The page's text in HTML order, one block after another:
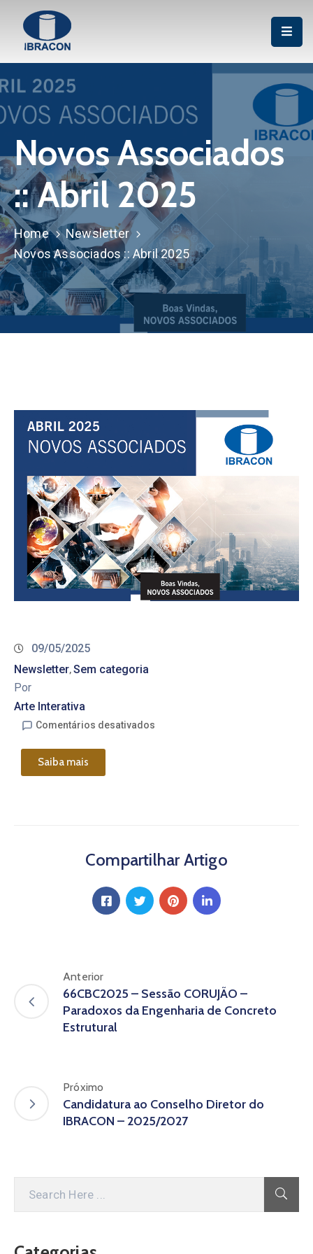
Institucional
Associação
Publicações
Cursos
Certificação
P&D
Eventos
Novos Associados
:: Abril 2025
Home
Newsletter
Novos Associados :: Abril 2025
09/05/2025
Newsletter‚Sem categoria
Por
Arte Interativa
Comentários desativados
Saiba mais
Compartilhar Artigo
Anterior
66CBC2025 – Sessão CORUJÃO –
Paradoxos da Engenharia de Concreto
Estrutural
Próximo
Candidatura ao Conselho Diretor do
IBRACON – 2025/2027